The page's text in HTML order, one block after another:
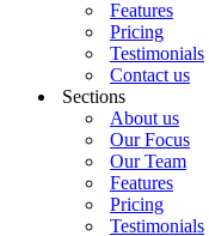
Features
Pricing
Testimonials
Contact us
Sections
About us
Our Focus
Our Team
Features
Pricing
Testimonials